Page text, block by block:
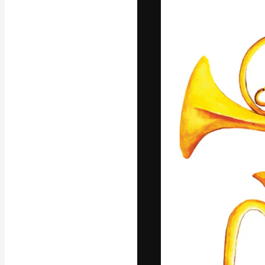
La plateforme
vos meilleurs
d’abonnés :
Français
Copyright © 2010-